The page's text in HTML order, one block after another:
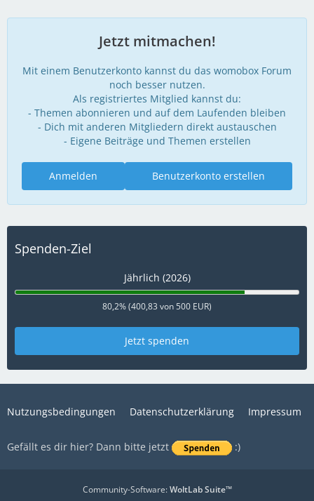
Jetzt mitmachen!
Mit einem Benutzerkonto kannst du das womobox Forum
noch besser nutzen.
Als registriertes Mitglied kannst du:
- Themen abonnieren und auf dem Laufenden bleiben
- Dich mit anderen Mitgliedern direkt austauschen
- Eigene Beiträge und Themen erstellen
Benutzerkonto erstellen
Anmelden
Spenden-Ziel
Jährlich (2026)
80,2% (400,83 von 500 EUR)
Jetzt spenden
Nutzungsbedingungen Datenschutzerklärung Impressum
Gefällt es dir hier? Dann bitte jetzt :)
Community-Software:WoltLab Suite™